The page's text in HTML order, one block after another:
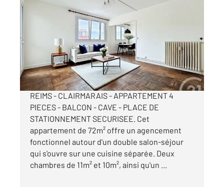
, 4 pièces
Appartement F4 à vendre
145 000 €
Visiter le site dédié
REIMS - CLAIRMARAIS - APPARTEMENT 4
PIECES - BALCON - CAVE - PLACE DE
STATIONNEMENT SECURISEE. Cet
appartement de 72m² offre un agencement
fonctionnel autour d'un double salon-séjour
qui s'ouvre sur une cuisine séparée. Deux
chambres de 11m² et 10m², ainsi qu'un ...